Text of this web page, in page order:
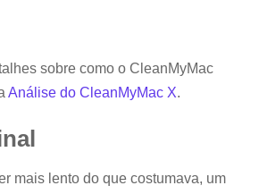
sobre como o CleanMyMac
Análise do CleanMyMac X.
mais lento do que costumava, um